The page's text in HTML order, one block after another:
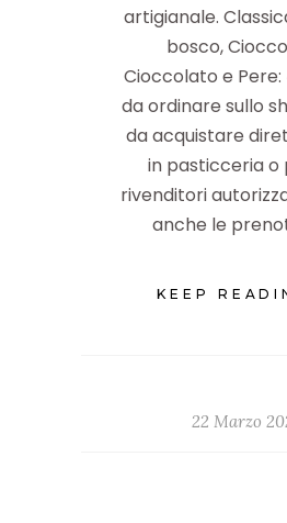
artigianale.
bosco,
Cioccolato e
da ordinare sullo
da acquistare
in pasticceria o
rivenditori
anche le
KEEP
22 Marzo